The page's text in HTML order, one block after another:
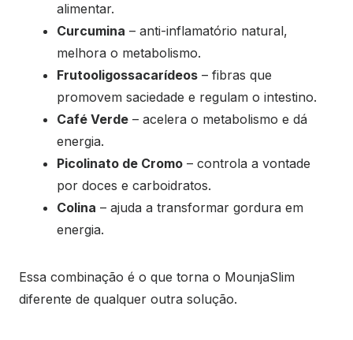
alimentar.
Curcumina – anti-inflamatório natural,
melhora o metabolismo.
Frutooligossacarídeos – fibras que
promovem saciedade e regulam o intestino.
Café Verde – acelera o metabolismo e dá
energia.
Picolinato de Cromo – controla a vontade
por doces e carboidratos.
Colina – ajuda a transformar gordura em
energia.
Essa combinação é o que torna o MounjaSlim
diferente de qualquer outra solução.